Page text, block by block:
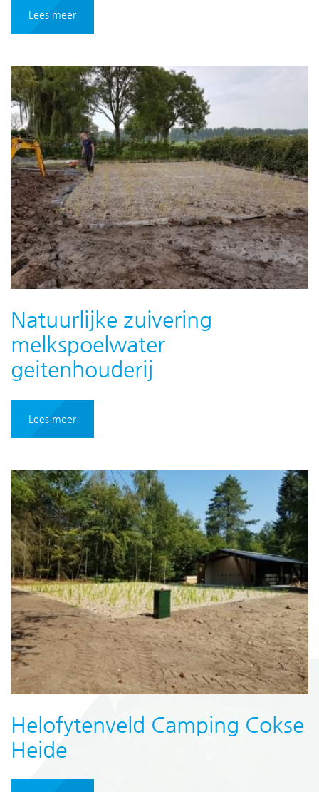
Lees meer
Natuurlijke zuivering
melkspoelwater
geitenhouderij
Lees meer
Helofytenveld Camping Cokse
Heide